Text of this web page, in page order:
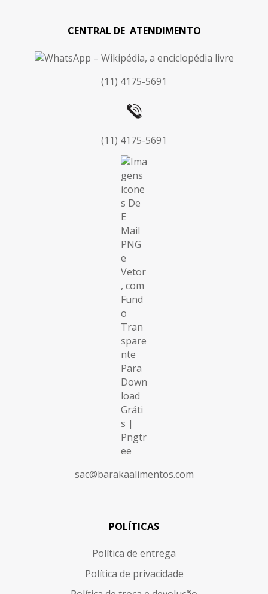
CENTRAL DE ATENDIMENTO
(11) 4175-5691
(11) 4175-5691
sac@barakaalimentos.com
POLÍTICAS
Política de entrega
Política de privacidade